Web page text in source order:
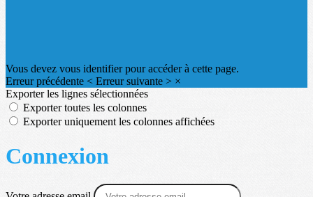
Vous devez vous identifier pour accéder à cette page.
Erreur précédente < Erreur suivante > ×
Exporter les lignes sélectionnées
Exporter toutes les colonnes
Exporter uniquement les colonnes affichées
Connexion